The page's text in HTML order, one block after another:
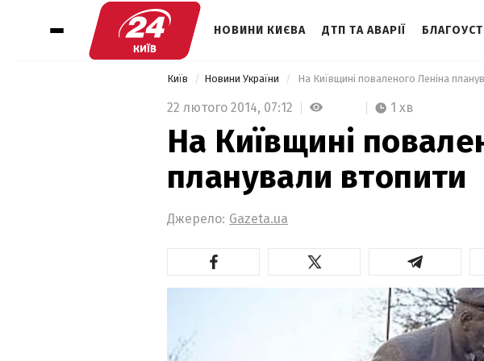
НОВИНИ КИЄВА ДТП ТА АВАРІЇ
Київ Новини України На Київщині поваленого Леніна
22 лютого 2014, 07:12 1 хв
На Київщині
планували втопити
Джерело: Gazeta.ua